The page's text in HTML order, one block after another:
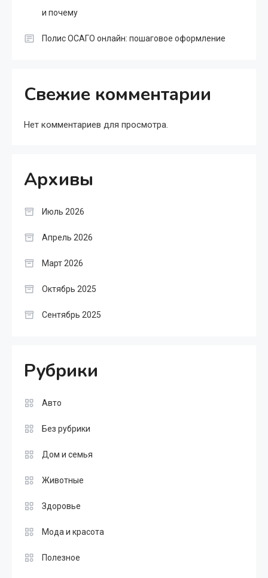
и почему
Полис ОСАГО онлайн: пошаговое оформление
Свежие комментарии
Нет комментариев для просмотра.
Архивы
Июль 2026
Апрель 2026
Март 2026
Октябрь 2025
Сентябрь 2025
Рубрики
Авто
Без рубрики
Дом и семья
Животные
Здоровье
Мода и красота
Полезное